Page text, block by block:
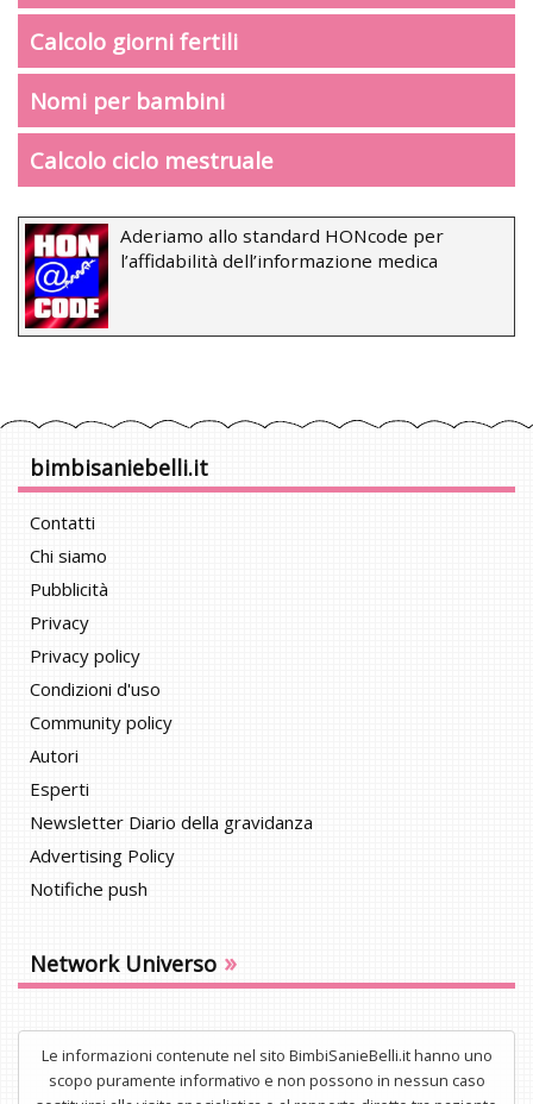
Calcolo giorni fertili
Nomi per bambini
Calcolo ciclo mestruale
Aderiamo allo standard HONcode per
l’affidabilità dell’informazione medica
bimbisaniebelli.it
Contatti
Chi siamo
Pubblicità
Privacy
Privacy policy
Condizioni d'uso
Community policy
Autori
Esperti
Newsletter Diario della gravidanza
Advertising Policy
Notifiche push
Network Universo »
Le informazioni contenute nel sito BimbiSanieBelli.it hanno uno
scopo puramente informativo e non possono in nessun caso